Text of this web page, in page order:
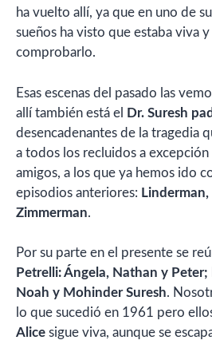
ha vuelto allí, ya que en uno de
sueños ha visto que estaba viva
comprobarlo.
Esas escenas del pasado las
allí también está el
Dr. Suresh
desencadenantes de la tragedia
a todos los recluidos a excepción
amigos, a los que ya hemos ido
episodios anteriores:
Zimmerman.
Por su parte en el presente se
Petrelli: Ángela, Nathan y
Noah y Mohinder Suresh.
lo que sucedió en 1961 pero
Alice sigue viva, aunque se